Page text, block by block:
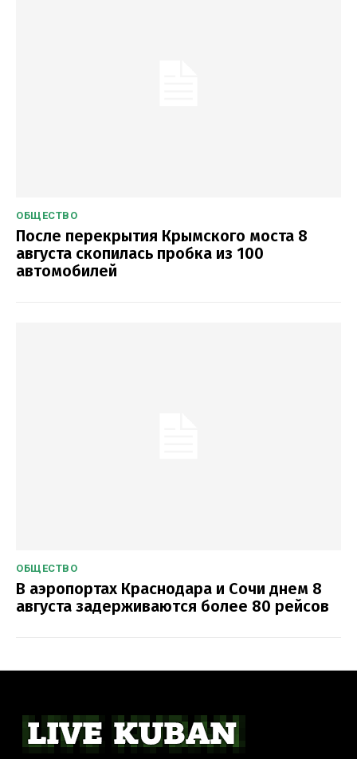
ОБЩЕСТВО
После перекрытия Крымского моста 8
августа скопилась пробка из 100
автомобилей
ОБЩЕСТВО
В аэропортах Краснодара и Сочи днем 8
августа задерживаются более 80 рейсов